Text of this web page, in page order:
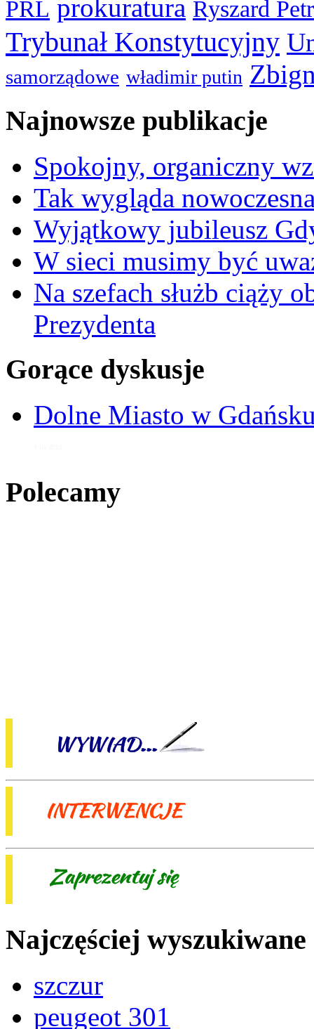
PRL prokuratura Ryszard
Trybunał Konstytucyjny
samorządowe władimir putin
Najnowsze publikacje
Spokojny, organiczny
Tak wygląda
Wyjątkowy jubileusz
W sieci musimy być
Na szefach służb ciąży
Prezydenta
Gorące dyskusje
Dolne Miasto w
Polecamy
Najczęściej wyszukiwane
szczur
peugeot 301